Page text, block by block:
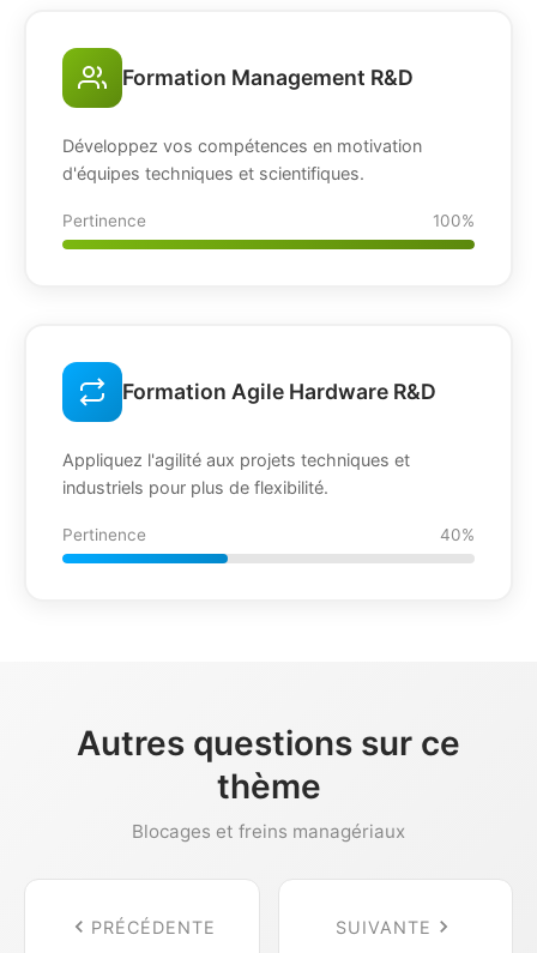
Formation Management R&D
Développez vos compétences en motivation
d'équipes techniques et scientifiques.
Pertinence 100%
Formation Agile Hardware R&D
Appliquez l'agilité aux projets techniques et
industriels pour plus de flexibilité.
Pertinence 40%
Autres questions sur ce
thème
Blocages et freins managériaux
PRÉCÉDENTE SUIVANTE